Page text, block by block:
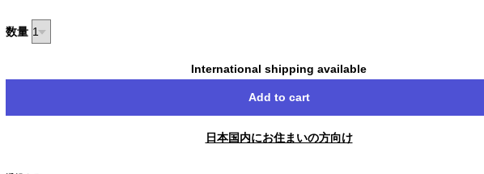
数量
International shipping available
Add to cart
日本国内にお住まいの方向け